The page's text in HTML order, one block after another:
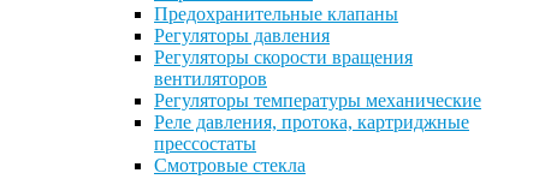
Предохранительные клапаны
Регуляторы давления
Регуляторы скорости вращения
вентиляторов
Регуляторы температуры механические
Реле давления, протока, картриджные
прессостаты
Смотровые стекла